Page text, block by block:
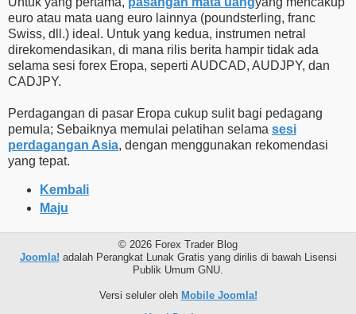
euro atau mata uang euro lainnya (poundsterling, franc
Swiss, dll.) ideal. Untuk yang kedua, instrumen netral
direkomendasikan, di mana rilis berita hampir tidak ada
selama sesi forex Eropa, seperti AUDCAD, AUDJPY, dan
CADJPY.
Perdagangan di pasar Eropa cukup sulit bagi pedagang
pemula; Sebaiknya memulai pelatihan selama sesi
perdagangan Asia, dengan menggunakan rekomendasi
yang tepat.
Kembali
Maju
© 2026 Forex Trader Blog
Joomla! adalah Perangkat Lunak Gratis yang dirilis di bawah Lisensi
Publik Umum GNU.
Versi seluler oleh Mobile Joomla!